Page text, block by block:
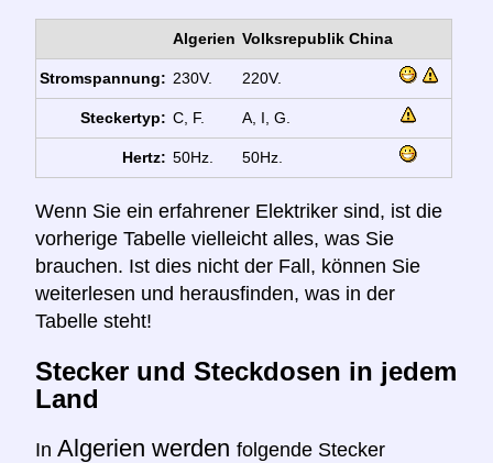
Algerien Volksrepublik China
Stromspannung: 230V. 220V.
Steckertyp: C, F. A, I, G.
Hertz: 50Hz. 50Hz.
Wenn Sie ein erfahrener Elektriker sind, ist die
vorherige Tabelle vielleicht alles, was Sie
brauchen. Ist dies nicht der Fall, können Sie
weiterlesen und herausfinden, was in der
Tabelle steht!
Stecker und Steckdosen in jedem
Land
In Algerien werden folgende Stecker